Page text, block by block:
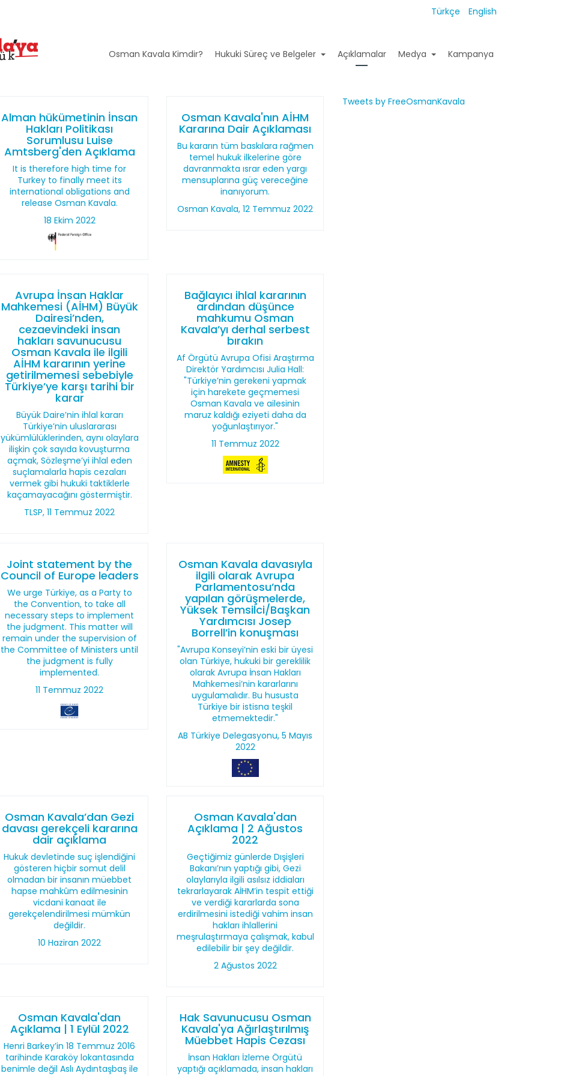
Türkçe English
Osman Kavala Kimdir? Hukuki Süreç ve Belgeler Açıklamalar Medya Kampanya
Alman hükümetinin İnsan
Hakları Politikası
Sorumlusu Luise
Amtsberg'den Açıklama
It is therefore high time for
Turkey to finally meet its
international obligations and
release Osman Kavala.
18 Ekim 2022
Osman Kavala'nın AİHM
Kararına Dair Açıklaması
Bu kararın tüm baskılara rağmen
temel hukuk ilkelerine göre
davranmakta ısrar eden yargı
mensuplarına güç vereceğine
inanıyorum.
Osman Kavala, 12 Temmuz 2022
Avrupa İnsan Haklar
Mahkemesi (AİHM) Büyük
Dairesi’nden,
cezaevindeki insan
hakları savunucusu
Osman Kavala ile ilgili
AİHM kararının yerine
getirilmemesi sebebiyle
Türkiye’ye karşı tarihi bir
karar
Büyük Daire’nin ihlal kararı
Türkiye’nin uluslararası
yükümlülüklerinden, aynı olaylara
ilişkin çok sayıda kovuşturma
açmak, Sözleşme’yi ihlal eden
suçlamalarla hapis cezaları
vermek gibi hukuki taktiklerle
kaçamayacağını göstermiştir.
TLSP, 11 Temmuz 2022
Bağlayıcı ihlal kararının
ardından düşünce
mahkumu Osman
Kavala’yı derhal serbest
bırakın
Af Örgütü Avrupa Ofisi Araştırma
Direktör Yardımcısı Julia Hall:
"Türkiye’nin gerekeni yapmak
için harekete geçmemesi
Osman Kavala ve ailesinin
maruz kaldığı eziyeti daha da
yoğunlaştırıyor."
11 Temmuz 2022
Joint statement by the
Council of Europe leaders
We urge Türkiye, as a Party to
the Convention, to take all
necessary steps to implement
the judgment. This matter will
remain under the supervision of
the Committee of Ministers until
the judgment is fully
implemented.
11 Temmuz 2022
Osman Kavala davasıyla
ilgili olarak Avrupa
Parlamentosu’nda
yapılan görüşmelerde,
Yüksek Temsilci/Başkan
Yardımcısı Josep
Borrell’in konuşması
"Avrupa Konseyi’nin eski bir üyesi
olan Türkiye, hukuki bir gereklilik
olarak Avrupa İnsan Hakları
Mahkemesi’nin kararlarını
uygulamalıdır. Bu hususta
Türkiye bir istisna teşkil
etmemektedir."
AB Türkiye Delegasyonu, 5 Mayıs
2022
Osman Kavala’dan Gezi
davası gerekçeli kararına
dair açıklama
Hukuk devletinde suç işlendiğini
gösteren hiçbir somut delil
olmadan bir insanın müebbet
hapse mahkûm edilmesinin
vicdani kanaat ile
gerekçelendirilmesi mümkün
değildir.
10 Haziran 2022
Osman Kavala'dan
Açıklama | 2 Ağustos
2022
Geçtiğimiz günlerde Dışişleri
Bakanı’nın yaptığı gibi, Gezi
olaylarıyla ilgili asılsız iddiaları
tekrarlayarak AİHM’in tespit ettiği
ve verdiği kararlarda sona
erdirilmesini istediği vahim insan
hakları ihlallerini
meşrulaştırmaya çalışmak, kabul
edilebilir bir şey değildir.
2 Ağustos 2022
Osman Kavala'dan
Açıklama | 1 Eylül 2022
Henri Barkey’in 18 Temmuz 2016
tarihinde Karaköy lokantasında
benimle değil Aslı Aydıntaşbaş ile
Hak Savunucusu Osman
Kavala'ya Ağırlaştırılmış
Müebbet Hapis Cezası
İnsan Hakları İzleme Örgütü
yaptığı açıklamada, insan hakları
Tweets by FreeOsmanKavala